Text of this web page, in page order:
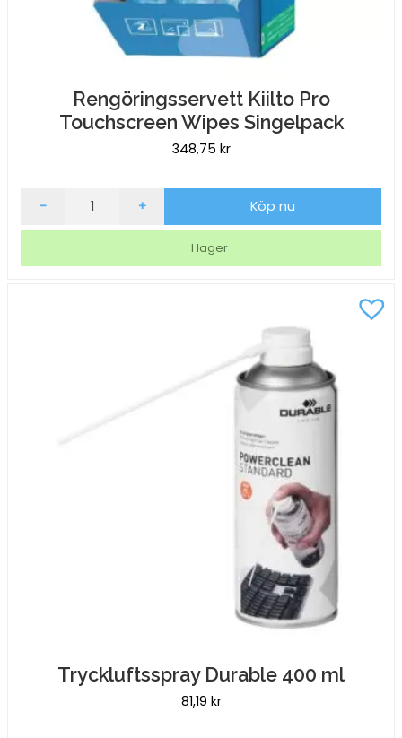
Rengöringsservett Kiilto Pro
Touchscreen Wipes Singelpack
348,75 kr
Rengöringsservett
- + Köp nu
I lager
Tryckluftsspray Durable 400 ml
81,19 kr